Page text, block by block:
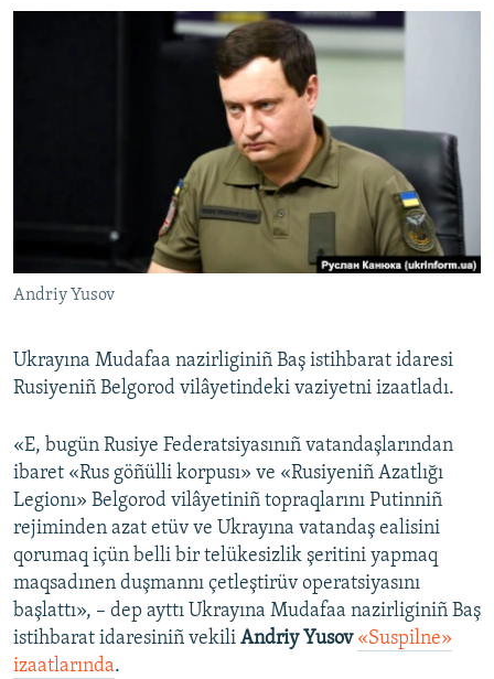
RFE/RS bütün saytları
Andriy Yusov
Ukrayına Mudafaa nazirliginiñ Baş istihbarat idaresi
Rusiyeniñ Belgorod vilâyetindeki vaziyetni izaatladı.
«E, bugün Rusiye Federatsiyasınıñ vatandaşlarından
ibaret «Rus göñülli korpusı» ve «Rusiyeniñ Azatlığı
Legionı» Belgorod vilâyetiniñ topraqlarını Putinniñ
rejiminden azat etüv ve Ukrayına vatandaş ealisini
qorumaq içün belli bir telükesizlik şeritini yapmaq
maqsadınen duşmannı çetleştirüv operatsiyasını
başlattı», – dep ayttı Ukrayına Mudafaa nazirliginiñ Baş
istihbarat idaresiniñ vekili Andriy Yusov «Suspilne»
izaatlarında.